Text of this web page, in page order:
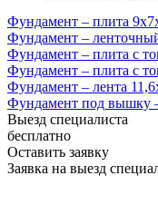
Фундамент – плита
Фундамент –
Фундамент – плита с
Фундамент – плита с
Фундамент – лента
Фундамент под вышку
Выезд специалиста
бесплатно
Оставить заявку
Заявка на выезд